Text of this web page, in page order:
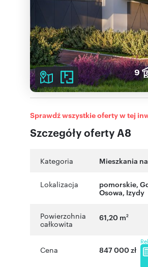
9
Szczegóły oferty A8
Sprawdź wszystkie oferty w tej
Kategoria Mieszkania
Lokalizacja pomorskie,
Osowa, Izydy
Powierzchnia
całkowita
61,20 m2
Cena 847 000 zł